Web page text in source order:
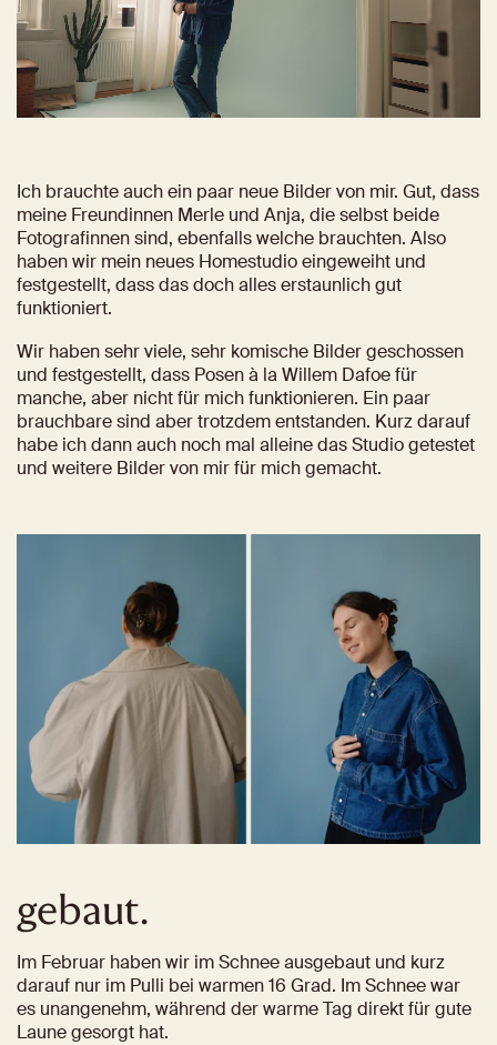
Ich brauchte auch ein paar neue Bilder von mir. Gut, dass
meine Freundinnen Merle und Anja, die selbst beide
Fotografinnen sind, ebenfalls welche brauchten. Also
haben wir mein neues Homestudio eingeweiht und
festgestellt, dass das doch alles erstaunlich gut
funktioniert.
Wir haben sehr viele, sehr komische Bilder geschossen
und festgestellt, dass Posen à la Willem Dafoe für
manche, aber nicht für mich funktionieren. Ein paar
brauchbare sind aber trotzdem entstanden. Kurz darauf
habe ich dann auch noch mal alleine das Studio getestet
und weitere Bilder von mir für mich gemacht.
gebaut.
Im Februar haben wir im Schnee ausgebaut und kurz
darauf nur im Pulli bei warmen 16 Grad. Im Schnee war
es unangenehm, während der warme Tag direkt für gute
Laune gesorgt hat.